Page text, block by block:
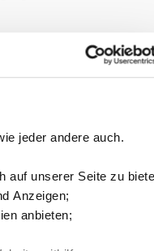
jeder andere auch.
auf unserer Seite zu
Anzeigen;
anbieten;
kann vor
werden
reduziert